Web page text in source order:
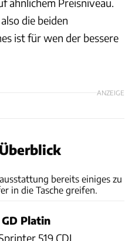
ähnlichem Preisniveau.
die beiden
ist für wen der bessere
ANZEIGE
bereits einiges zu
in die Tasche greifen.
Platin
519 CDI,